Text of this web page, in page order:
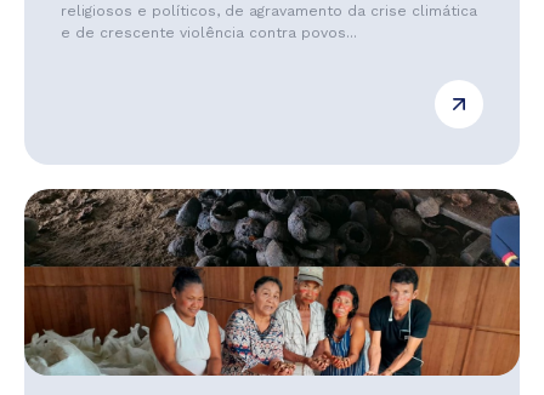
religiosos e políticos, de agravamento da crise climática
e de crescente violência contra povos...